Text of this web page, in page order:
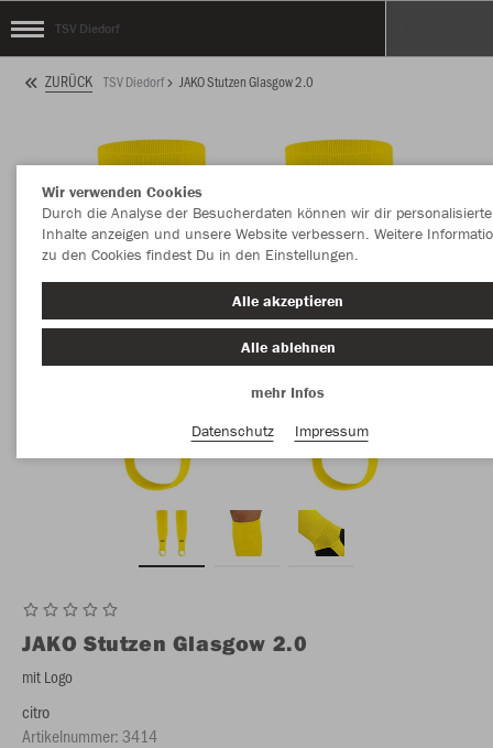
TSV Diedorf
ZURÜCK TSV Diedorf JAKO Stutzen Glasgow 2.0
JAKO Stutzen Glasgow 2.0
mit Logo
citro
Artikelnummer:3414
Wir verwenden Cookies
Durch die Analyse der Besucherdaten können wir dir personalisierte
Inhalte anzeigen und unsere Website verbessern. Weitere
zu den Cookies findest Du in den Einstellungen.
Alle akzeptieren
Alle ablehnen
mehr Infos
Datenschutz
Impressum